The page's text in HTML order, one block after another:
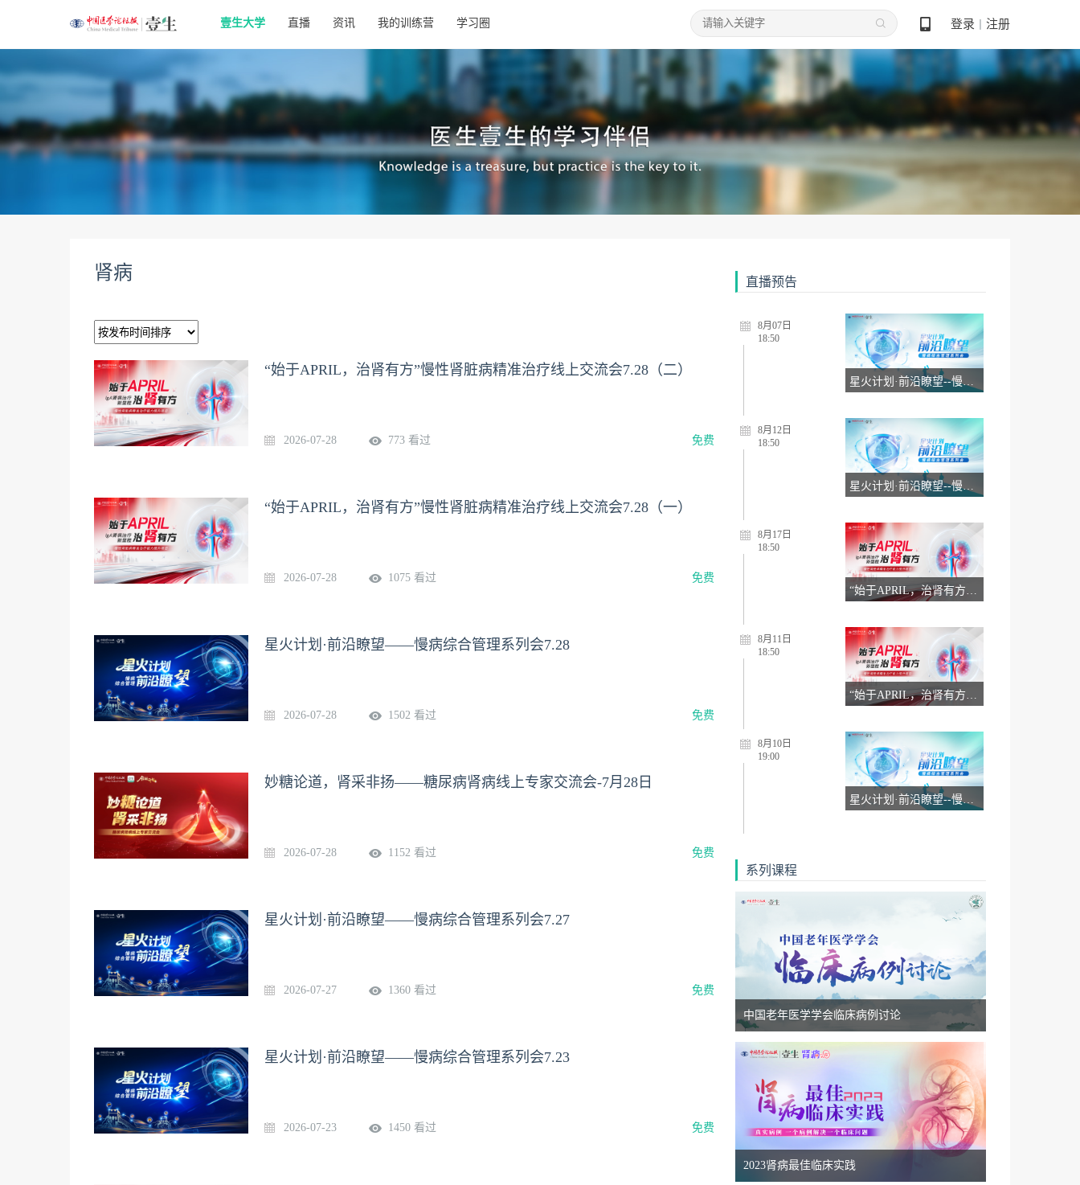
壹生大学 直播 资讯 我的训练营 学习圈 登录 注册
肾病
“始于APRIL，治肾有方”慢性肾脏病精准治疗线上交流会7.28（二）
2026-07-28 773 看过 免费
“始于APRIL，治肾有方”慢性肾脏病精准治疗线上交流会7.28（一）
2026-07-28 1075 看过 免费
星火计划·前沿瞭望——慢病综合管理系列会7.28
2026-07-28 1502 看过 免费
妙糖论道，肾采非扬——糖尿病肾病线上专家交流会-7月28日
2026-07-28 1152 看过 免费
星火计划·前沿瞭望——慢病综合管理系列会7.27
2026-07-27 1360 看过 免费
星火计划·前沿瞭望——慢病综合管理系列会7.23
2026-07-23 1450 看过 免费
直播预告
18:50
8月08日
13:50
苏豫皖共话糖心肾（8.8）
18:50
星火计划·前沿瞭望--慢病综合管理系列会8.7
18:50
星火计划·前沿瞭望--慢病综合管理系列会8.12
18:50
“始于APRIL，治肾有方”慢性肾脏病精准治疗线上交流会8.17
18:50
“始于APRIL，治肾有方”慢性肾脏病精准治疗线上交流会8.11（一）
19:00
星火计划·前沿瞭望--慢病综合管理系列会8.10
8月20日
18:50
“始于APRIL，治肾有方”慢性肾脏病精准治疗线上交流会8.20
8月19日
18:50
“始于APRIL，治肾有方”慢性肾脏病精准治疗线上交流会8.19
8月14日
18:50
系列课程
中国老年医学学会临床病例讨论
2023肾病最佳临床实践